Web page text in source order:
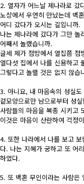
2. 열자가 어느날 제나라로 갔
노상에서 우연히 만났는데 백
어디 갔다가 오시는 길입니까.
나는 제나라에 갔다가 그만 놀
어째서 놀랬습니까.
글세 제가 점방에서 열집쯤 점
열다섯 집에서 나를 신용하고
그렇다고 놀랠 것은 없지 않습
3. 아니요, 내 마음속의 성실도
겉모양으로만 남으로부터 성
사람들의 마음을 복종 시키고
이것은 마음이 산란하여 걱정
4. 또한 나라에서 나를 보고
다. 나는 지혜가 궁하고 또 어
하였다.
5. 또 백혼 무인이라는 사람은